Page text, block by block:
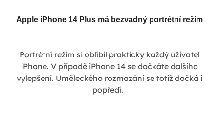
Apple iPhone 14 Plus má bezvadný portrétní režim
Portrétní režim si oblíbil prakticky každý uživatel
iPhone. V případě iPhone 14 se dočkáte dalšího
vylepšení. Uměleckého rozmazání se totiž dočká i
popředí.